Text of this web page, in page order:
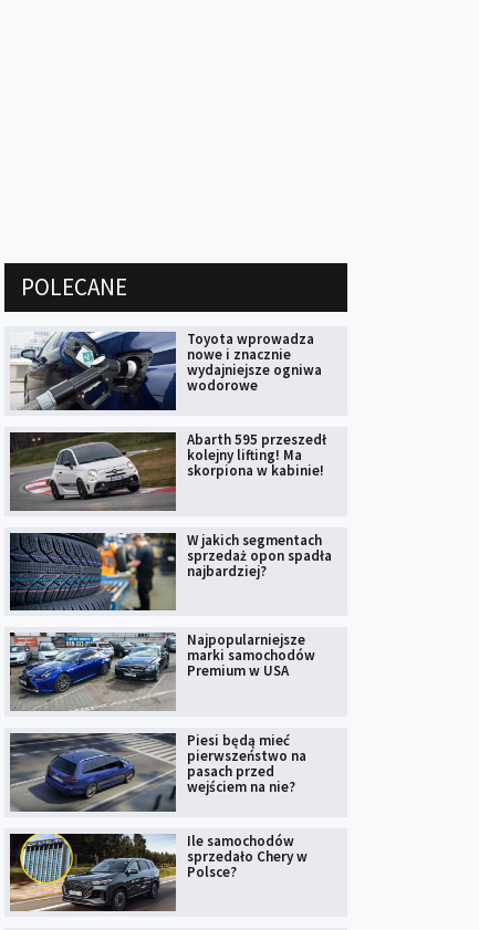
POLECANE
Toyota wprowadza
nowe i znacznie
wydajniejsze ogniwa
wodorowe
Abarth 595 przeszedł
kolejny lifting! Ma
skorpiona w kabinie!
W jakich segmentach
sprzedaż opon spadła
najbardziej?
Najpopularniejsze
marki samochodów
Premium w USA
Piesi będą mieć
pierwszeństwo na
pasach przed
wejściem na nie?
Ile samochodów
sprzedało Chery w
Polsce?